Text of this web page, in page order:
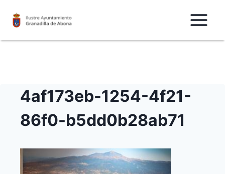
4af173eb-1254-4f21-
86f0-b5dd0b28ab71